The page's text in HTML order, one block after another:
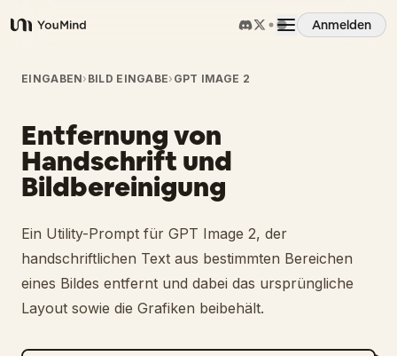
YouMind
Anmelden
Übersicht
Anwendungsfälle
Fähigkeiten
Prompts
Preise
EINGABEN› BILD EINGABE› GPT IMAGE 2
Entfernung von
Handschrift und
Bildbereinigung
Ein Utility-Prompt für GPT Image 2, der
handschriftlichen Text aus bestimmten Bereichen
eines Bildes entfernt und dabei das ursprüngliche
Layout sowie die Grafiken beibehält.